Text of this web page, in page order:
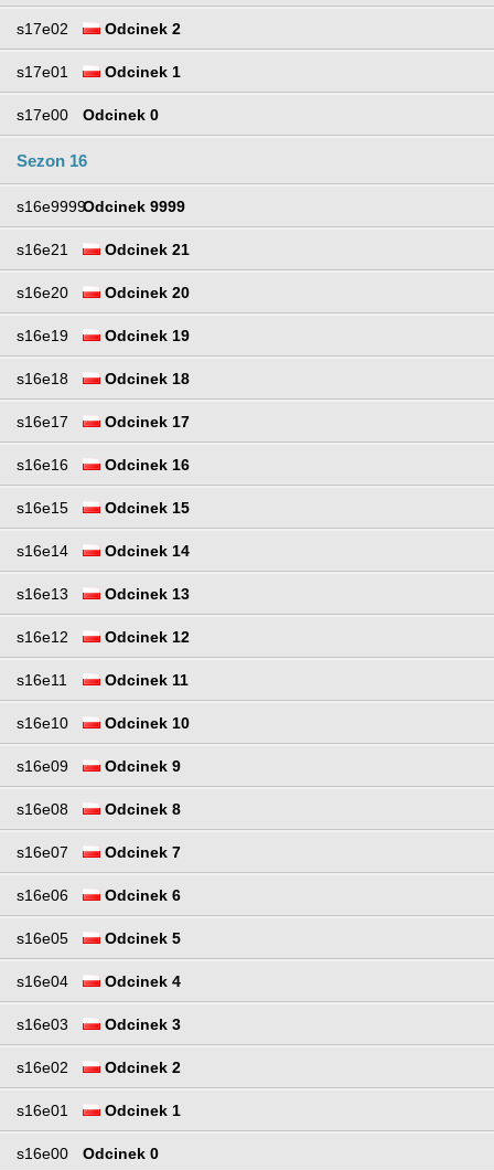
s17e02 Odcinek 2
s17e01 Odcinek 1
s17e00 Odcinek 0
Sezon 16
s16e9999Odcinek 9999
s16e21 Odcinek 21
s16e20 Odcinek 20
s16e19 Odcinek 19
s16e18 Odcinek 18
s16e17 Odcinek 17
s16e16 Odcinek 16
s16e15 Odcinek 15
s16e14 Odcinek 14
s16e13 Odcinek 13
s16e12 Odcinek 12
s16e11 Odcinek 11
s16e10 Odcinek 10
s16e09 Odcinek 9
s16e08 Odcinek 8
s16e07 Odcinek 7
s16e06 Odcinek 6
s16e05 Odcinek 5
s16e04 Odcinek 4
s16e03 Odcinek 3
s16e02 Odcinek 2
s16e01 Odcinek 1
s16e00 Odcinek 0